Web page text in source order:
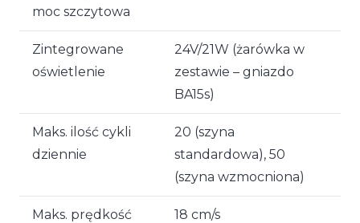
moc szczytowa
Zintegrowane
oświetlenie
24V/21W (żarówka w
zestawie – gniazdo
BA15s)
Maks. ilość cykli
dziennie
20 (szyna
standardowa), 50
(szyna wzmocniona)
Maks. prędkość 18 cm/s